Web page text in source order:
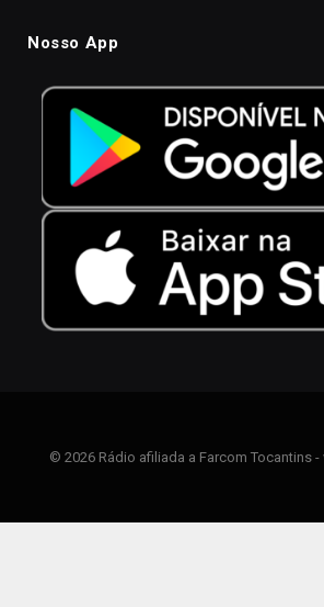
Nosso App
© 2026 Rádio afiliada a Farcom Tocantins